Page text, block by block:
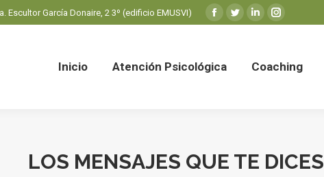
Escultor García Donaire, 2 3º (edificio EMUSVI)
Facebook
in
TwitterLinkedin
in
Instagram
in
Inicio Atención Psicológica Coaching
LOS MENSAJES QUE TE DICES